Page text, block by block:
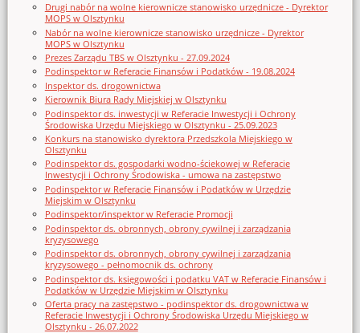
Drugi nabór na wolne kierownicze stanowisko urzędnicze - Dyrektor
MOPS w Olsztynku
Nabór na wolne kierownicze stanowisko urzędnicze - Dyrektor
MOPS w Olsztynku
Prezes Zarządu TBS w Olsztynku - 27.09.2024
Podinspektor w Referacie Finansów i Podatków - 19.08.2024
Inspektor ds. drogownictwa
Kierownik Biura Rady Miejskiej w Olsztynku
Podinspektor ds. inwestycji w Referacie Inwestycji i Ochrony
Środowiska Urzędu Miejskiego w Olsztynku - 25.09.2023
Konkurs na stanowisko dyrektora Przedszkola Miejskiego w
Olsztynku
Podinspektor ds. gospodarki wodno-ściekowej w Referacie
Inwestycji i Ochrony Środowiska - umowa na zastępstwo
Podinspektor w Referacie Finansów i Podatków w Urzędzie
Miejskim w Olsztynku
Podinspektor/inspektor w Referacie Promocji
Podinspektor ds. obronnych, obrony cywilnej i zarządzania
kryzysowego
Podinspektor ds. obronnych, obrony cywilnej i zarządzania
kryzysowego - pełnomocnik ds. ochrony
Podinspektor ds. księgowości i podatku VAT w Referacie Finansów i
Podatków w Urzędzie Miejskim w Olsztynku
Oferta pracy na zastępstwo - podinspektor ds. drogownictwa w
Referacie Inwestycji i Ochrony Środowiska Urzędu Miejskiego w
Olsztynku - 26.07.2022